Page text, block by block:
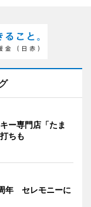
ー専門店「たま
ちも
年 セレモニーに